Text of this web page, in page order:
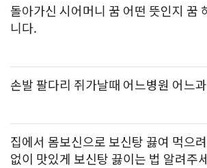
돌아가신 시어머니 꿈 어떤 뜻인지 꿈
니다.
손발 팔다리 쥐가날때 어느병원 어느
집에서 몸보신으로 보신탕 끓여 먹으
없이 맛있게 보신탕 끓이는 법 알려주